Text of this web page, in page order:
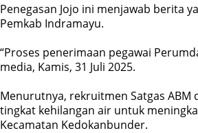
Penegasan Jojo ini menjawab berita
Pemkab Indramayu.
“Proses penerimaan pegawai
media, Kamis, 31 Juli 2025.
Menurutnya, rekruitmen Satgas
tingkat kehilangan air untuk
Kecamatan Kedokanbunder.